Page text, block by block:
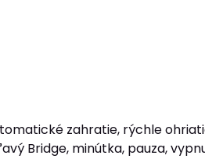
zahratie, rýchle
Bridge, minútka, pauza,